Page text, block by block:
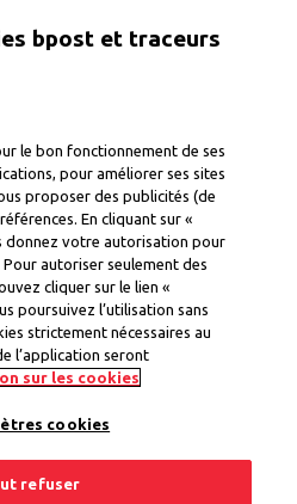
Ecozone
durables en livrant vos
sans émissions, dans les
Points d’enlèvement ou
nous procédons
bpost et traceurs
le bon fonctionnement de ses
pour améliorer ses sites
proposer des publicités (de
En cliquant sur «
donnez votre autorisation pour
Pour autoriser seulement des
cliquer sur le lien «
poursuivez l’utilisation sans
strictement nécessaires au
l’application seront
sur les cookies
cookies
refuser